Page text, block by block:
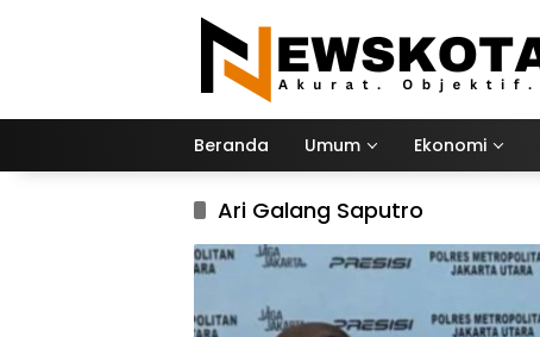
Beranda Umum Ekonomi
Ari Galang Saputro